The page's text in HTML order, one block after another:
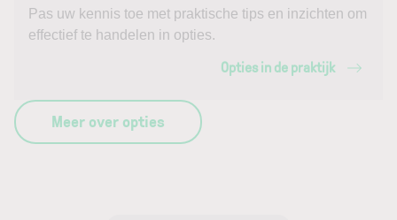
Pas uw kennis toe met praktische tips en inzichten om
effectief te handelen in opties.
Opties in de praktijk
Meer over opties